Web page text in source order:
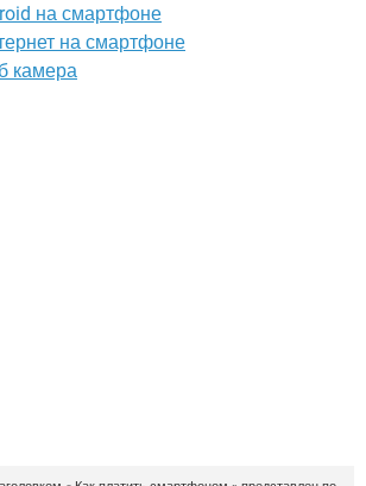
на смартфоне
на смартфоне
камера